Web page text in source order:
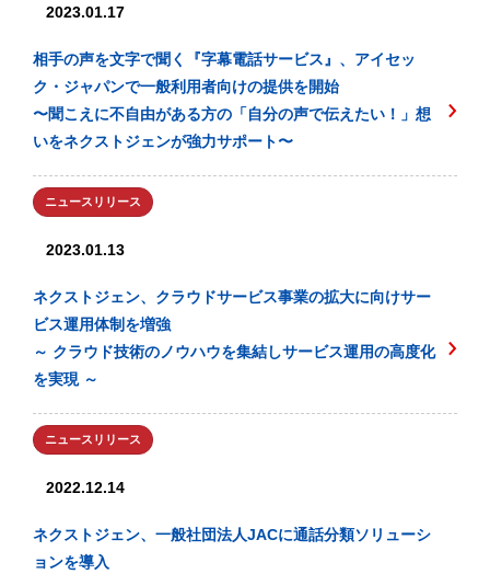
2023.01.17
相手の声を文字で聞く『字幕電話サービス』、アイセッ
ク・ジャパンで一般利用者向けの提供を開始
〜聞こえに不自由がある方の「自分の声で伝えたい！」想
いをネクストジェンが強力サポート〜
ニュースリリース
2023.01.13
ネクストジェン、クラウドサービス事業の拡大に向けサー
ビス運用体制を増強
～ クラウド技術のノウハウを集結しサービス運用の高度化
を実現 ～
ニュースリリース
2022.12.14
ネクストジェン、一般社団法人JACに通話分類ソリューシ
ョンを導入